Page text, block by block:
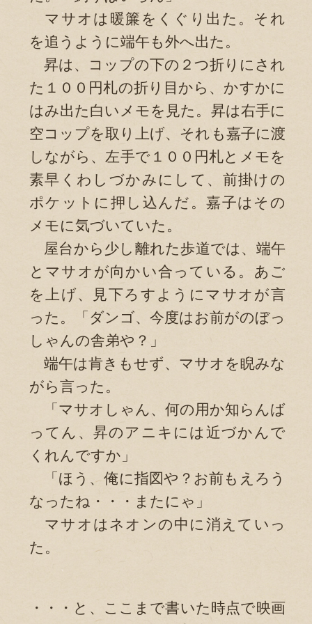
マサオは暖簾をくぐり出た。それ
を追うように端午も外へ出た。
昇は、コップの下の２つ折りにされ
た１００円札の折り目から、かすかに
はみ出た白いメモを見た。昇は右手に
空コップを取り上げ、それも嘉子に渡
しながら、左手で１００円札とメモを
素早くわしづかみにして、前掛けの
ポケットに押し込んだ。嘉子はその
メモに気づいていた。
屋台から少し離れた歩道では、端午
とマサオが向かい合っている。あご
を上げ、見下ろすようにマサオが言
った。「ダンゴ、今度はお前がのぼっ
しゃんの舎弟や？」
端午は肯きもせず、マサオを睨みな
がら言った。
「マサオしゃん、何の用か知らんば
ってん、昇のアニキには近づかんで
くれんですか」
「ほう、俺に指図や？お前もえろう
なったね・・・またにゃ」
マサオはネオンの中に消えていっ
た。
・・・と、ここまで書いた時点で映画